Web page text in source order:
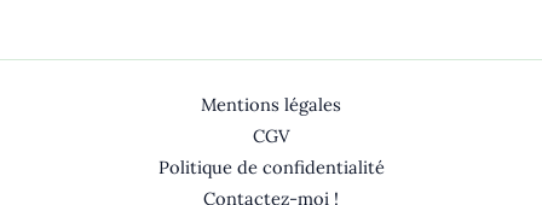
Mentions légales
CGV
Politique de confidentialité
Contactez-moi !